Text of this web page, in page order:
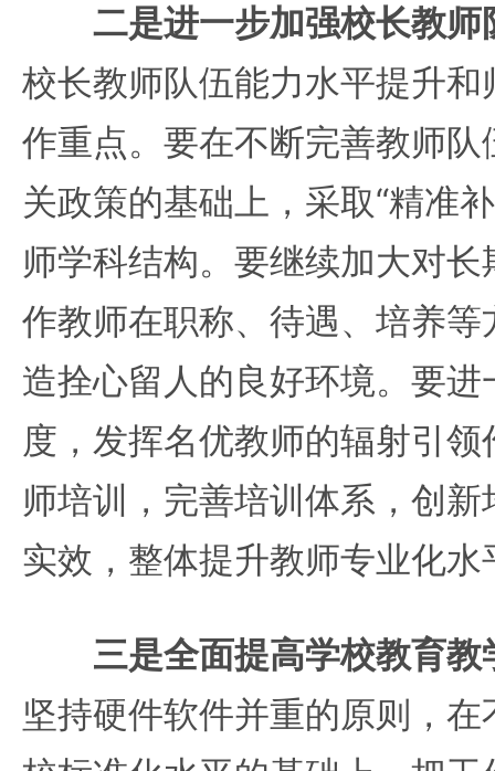
二是进一步加强校长教师
校长教师队伍能力水平提升
作重点。要在不断完善教师
关政策的基础上，采取“精准
师学科结构。要继续加大对
作教师在职称、待遇、培养
造拴心留人的良好环境。要
度，发挥名优教师的辐射引
师培训，完善培训体系，创
实效，整体提升教师专业化水
三是全面提高学校教育教
坚持硬件软件并重的原则，